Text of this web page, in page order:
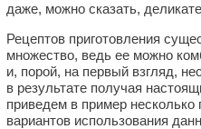
даже, можно сказать,
Рецептов приготовления
множество, ведь ее можно
и, порой, на первый взгляд,
в результате получая
приведем в пример
вариантов использования